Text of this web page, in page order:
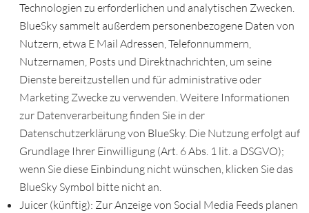
Technologien zu erforderlichen und analytischen Zwecken.
BlueSky sammelt außerdem personenbezogene Daten von
Nutzern, etwa E Mail Adressen, Telefonnummern,
Nutzernamen, Posts und Direktnachrichten, um seine
Dienste bereitzustellen und für administrative oder
Marketing Zwecke zu verwenden. Weitere Informationen
zur Datenverarbeitung finden Sie in der
Datenschutzerklärung von BlueSky. Die Nutzung erfolgt auf
Grundlage Ihrer Einwilligung (Art. 6 Abs. 1 lit. a DSGVO);
wenn Sie diese Einbindung nicht wünschen, klicken Sie das
BlueSky Symbol bitte nicht an.
Juicer (künftig): Zur Anzeige von Social Media Feeds planen